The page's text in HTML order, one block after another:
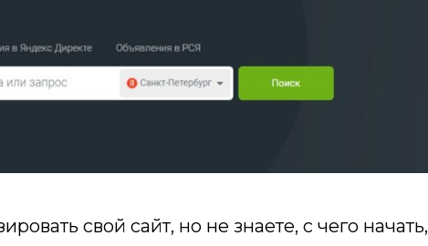
свой сайт, но не знаете, с чего начать,